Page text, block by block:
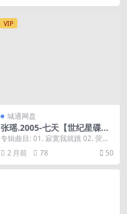
VIP
城通网盘
张瑶.2005-七天【世纪星碟】
【WAV+CUE】
专辑曲目: 01. 寂寞我就跳 02. 荧光
03. 七天 04. 爱的无辜 歌...
2 月前 78 50